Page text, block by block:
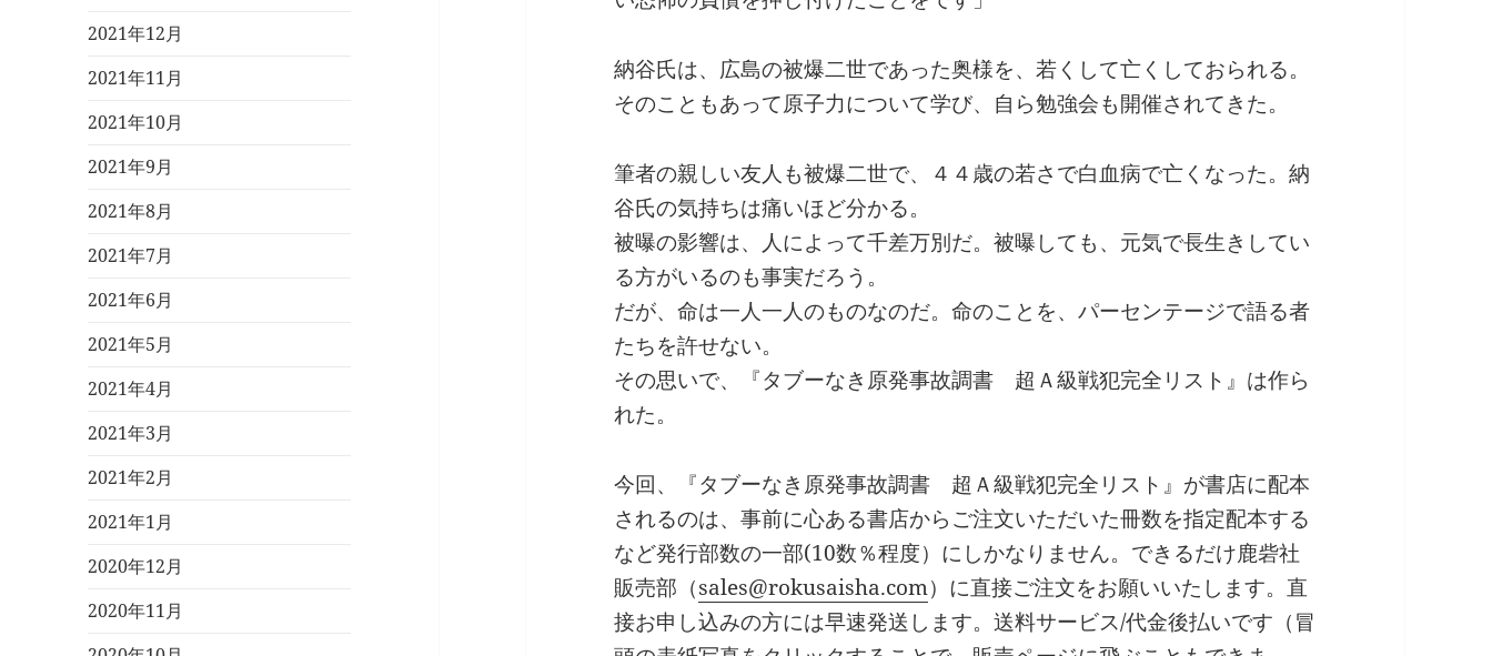
2021年12月
2021年11月
2021年10月
2021年9月
2021年8月
2021年7月
2021年6月
2021年5月
2021年4月
2021年3月
2021年2月
2021年1月
2020年12月
2020年11月
納谷氏は、広島の被爆二世であった奥様を、若くして亡くしておられる。
そのこともあって原子力について学び、自ら勉強会も開催されてきた。
筆者の親しい友人も被爆二世で、４４歳の若さで白血病で亡くなった。納
谷氏の気持ちは痛いほど分かる。
被曝の影響は、人によって千差万別だ。被曝しても、元気で長生きしてい
る方がいるのも事実だろう。
だが、命は一人一人のものなのだ。命のことを、パーセンテージで語る者
たちを許せない。
その思いで、『タブーなき原発事故調書 超Ａ級戦犯完全リスト』は作ら
れた。
今回、『タブーなき原発事故調書 超Ａ級戦犯完全リスト』が書店に配本
されるのは、事前に心ある書店からご注文いただいた冊数を指定配本する
など発行部数の一部(10数％程度）にしかなりません。できるだけ鹿砦社
販売部（sales@rokusaisha.com）に直接ご注文をお願いいたします。直
接お申し込みの方には早速発送します。送料サービス/代金後払いです（冒